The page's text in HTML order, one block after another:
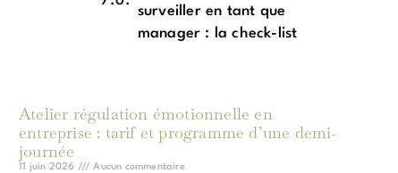
surveiller en tant que
manager : la check-list
Atelier régulation émotionnelle en
entreprise : tarif et programme d’une demi-
journée
11 juin 2026 Aucun commentaire